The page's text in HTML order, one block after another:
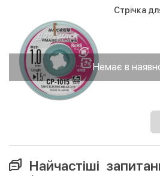
Немає в
Стрічка
Найчастіші